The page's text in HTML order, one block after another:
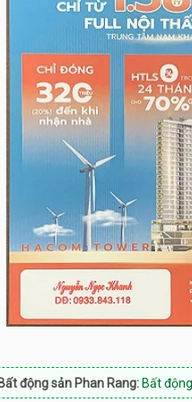
Phan Rang:Bất động sản